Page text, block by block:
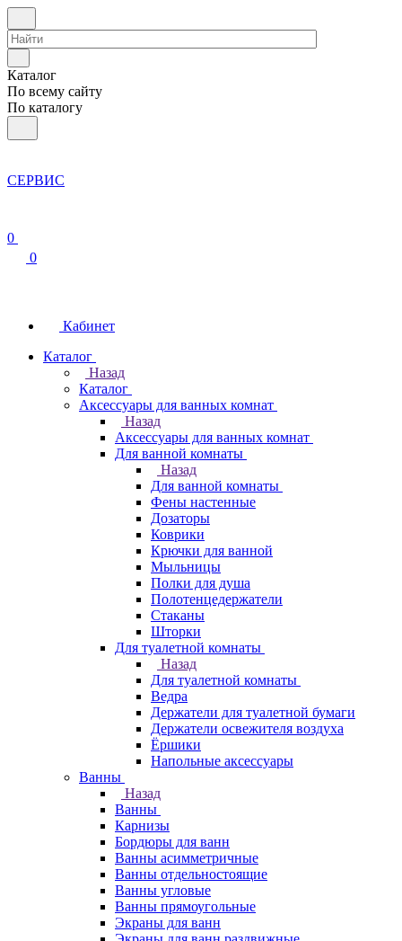
Каталог
По всему сайту
По каталогу
СЕРВИС
0
0
Кабинет
Каталог
Назад
Каталог
Аксессуары для ванных комнат
Назад
Аксессуары для ванных комнат
Для ванной комнаты
Назад
Для ванной комнаты
Фены настенные
Дозаторы
Коврики
Крючки для ванной
Мыльницы
Полки для душа
Полотенцедержатели
Стаканы
Шторки
Для туалетной комнаты
Назад
Для туалетной комнаты
Ведра
Держатели для туалетной бумаги
Держатели освежителя воздуха
Ёршики
Напольные аксессуары
Ванны
Назад
Ванны
Карнизы
Бордюры для ванн
Ванны асимметричные
Ванны отдельностоящие
Ванны угловые
Ванны прямоугольные
Экраны для ванн